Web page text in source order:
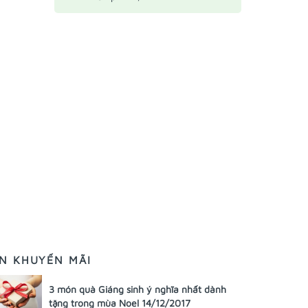
KHUYẾN MÃI
3 món quà Giáng sinh ý nghĩa nhất dành
tặng trong mùa Noel 14/12/2017